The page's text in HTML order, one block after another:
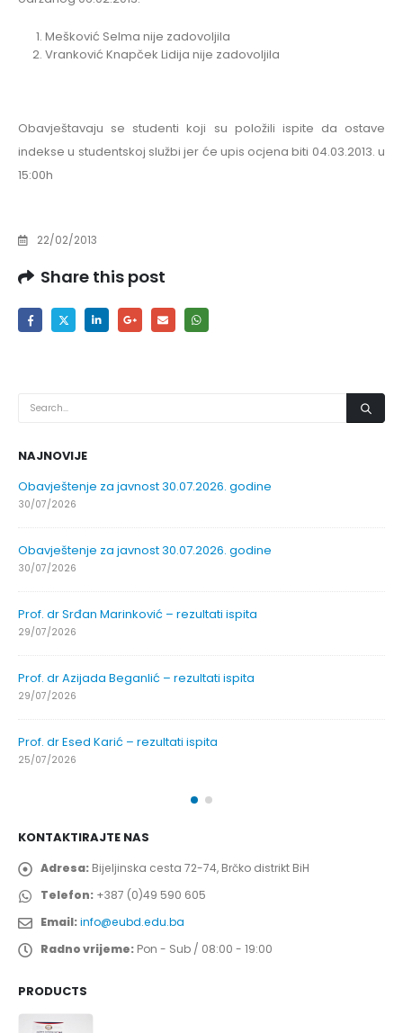
Mešković Selma nije zadovoljila
Vranković Knapček Lidija nije zadovoljila
Obavještavaju se studenti koji su položili ispite da ostave
indekse u studentskoj službi jer će upis ocjena biti 04.03.2013. u
15:00h
22/02/2013
Share this post
NAJNOVIJE
Obavještenje za javnost 30.07.2026. godine
30/07/2026
Obavještenje za javnost 30.07.2026. godine
30/07/2026
Prof. dr Srđan Marinković – rezultati ispita
29/07/2026
Prof. dr Azijada Beganlić – rezultati ispita
29/07/2026
Prof. dr Esed Karić – rezultati ispita
25/07/2026
KONTAKTIRAJTE NAS
Adresa: Bijeljinska cesta 72-74, Brčko distrikt BiH
Telefon: +387 (0)49 590 605
Email:info@eubd.edu.ba
Radno vrijeme: Pon - Sub / 08:00 - 19:00
PRODUCTS